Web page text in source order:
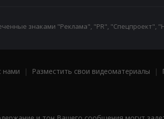
знаками "Реклама", "PR", "Спецпроект",
нами | Разместить свои видеоматериалы |